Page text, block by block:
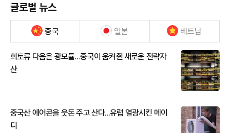
글로벌 뉴스
중국 일본 베트남
희토류 다음은 광모듈…중국이 움켜쥔 새로운 전략자
산
중국산 에어콘을 웃돈 주고 산다...유럽 열광시킨 메이
디